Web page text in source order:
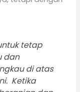
tetap
dan
di atas
Ketika